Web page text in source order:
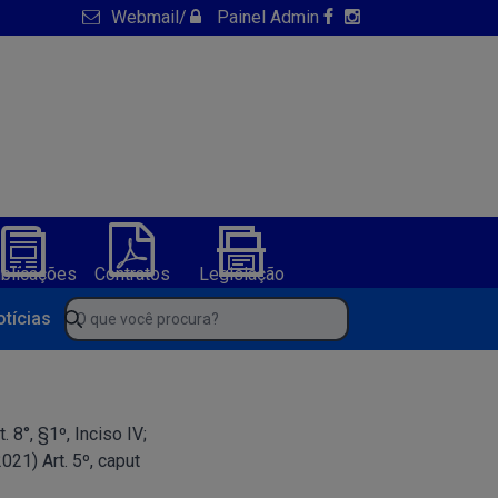
Webmail/ Painel Admin
Contratos Legislação
de America Dourada-BA
O que você procura?
8°, §1º, Inciso IV;
Art. 5º, caput